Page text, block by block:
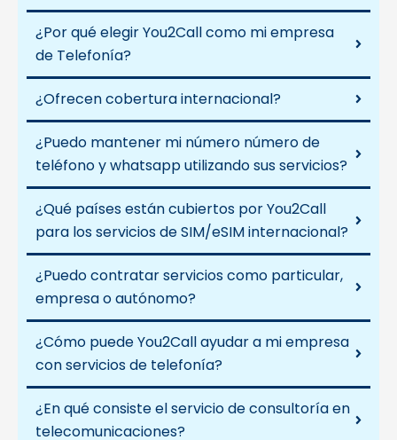
¿Por qué elegir You2Call como mi empresa
de Telefonía?
¿Ofrecen cobertura internacional?
¿Puedo mantener mi número número de
teléfono y whatsapp utilizando sus servicios?
¿Qué países están cubiertos por You2Call
para los servicios de SIM/eSIM internacional?
¿Puedo contratar servicios como particular,
empresa o autónomo?
¿Cómo puede You2Call ayudar a mi empresa
con servicios de telefonía?
¿En qué consiste el servicio de consultoría en
telecomunicaciones?